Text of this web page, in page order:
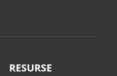
RESURSE